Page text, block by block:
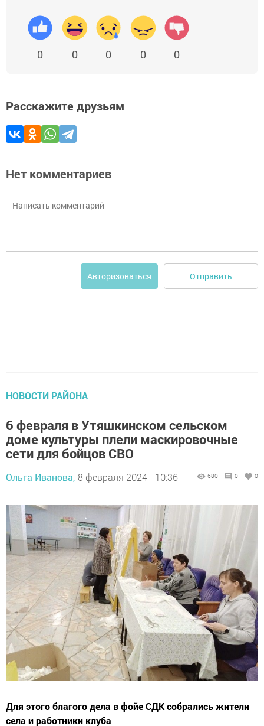
0 0 0 0 0
Расскажите друзьям
Нет комментариев
Авторизоваться Отправить
НОВОСТИ РАЙОНА
6 февраля в Утяшкинском сельском
доме культуры плели маскировочные
сети для бойцов СВО
Ольга Иванова, 8 февраля 2024 - 10:36 680 0 0
Для этого благого дела в фойе СДК собрались жители
села и работники клуба